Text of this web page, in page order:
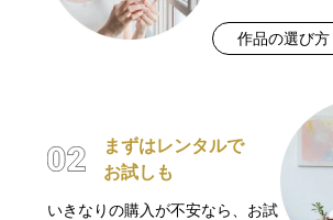
作品の選び方
まずはレンタルで
お試しも
いきなりの購入が不安なら、お試